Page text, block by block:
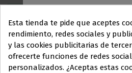
Este sitio web
exclusiva
Esta tienda te pide que aceptes
rendimiento, redes sociales y
y las cookies publicitarias de
ofrecerte funciones de redes
personalizados. ¿Aceptas estas